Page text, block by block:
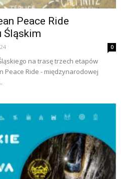
Peace Ride
Śląskim
0
na trasę trzech etapów
Ride - międzynarodowej